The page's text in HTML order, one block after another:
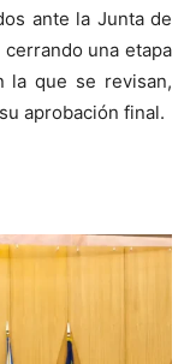
ante la Junta de
una etapa
la que se revisan,
aprobación final.